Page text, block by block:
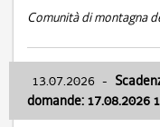
Comunità di montagna
13.07.2026 -
domande: 17.08.2026